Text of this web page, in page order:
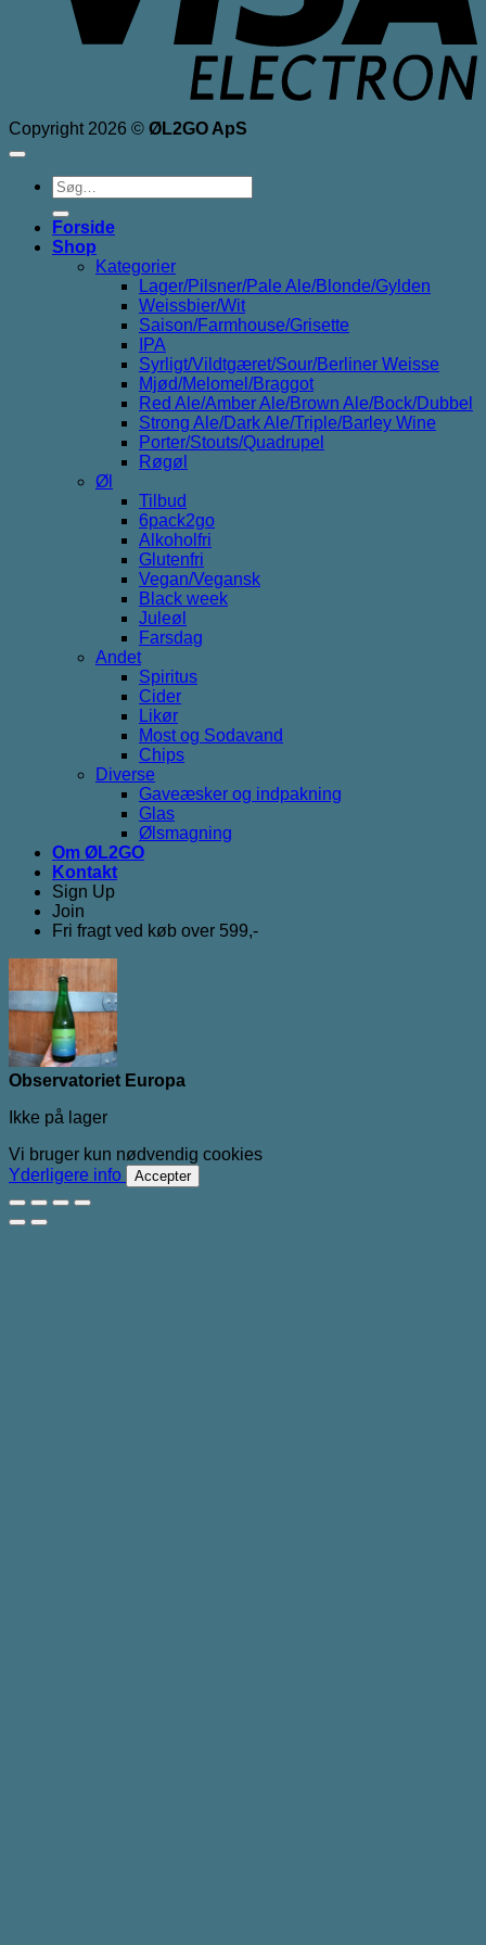
Copyright 2026 © ØL2GO ApS
Søg
efter:
Forside
Shop
Kategorier
Lager/Pilsner/Pale Ale/Blonde/Gylden
Weissbier/Wit
Saison/Farmhouse/Grisette
IPA
Syrligt/Vildtgæret/Sour/Berliner Weisse
Mjød/Melomel/Braggot
Red Ale/Amber Ale/Brown Ale/Bock/Dubbel
Strong Ale/Dark Ale/Triple/Barley Wine
Porter/Stouts/Quadrupel
Røgøl
Øl
Tilbud
6pack2go
Alkoholfri
Glutenfri
Vegan/Vegansk
Black week
Juleøl
Farsdag
Andet
Spiritus
Cider
Likør
Most og Sodavand
Chips
Diverse
Gaveæsker og indpakning
Glas
Ølsmagning
Om ØL2GO
Kontakt
Sign Up
Join
Fri fragt ved køb over 599,-
Observatoriet Europa
Ikke på lager
Vi bruger kun nødvendig cookies
Yderligere info
Accepter